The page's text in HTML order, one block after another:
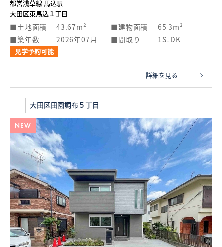
都営浅草線 馬込駅
大田区東馬込１丁目
土地面積 43.67m² 建物面積
65.3m²
築年数
2026年07月 間取り 1SLDK
見学予約可能
詳細を見る
大田区田園調布５丁目
NEW